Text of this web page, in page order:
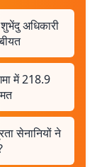
अधिकारी
में 218.9
सेनानियों ने